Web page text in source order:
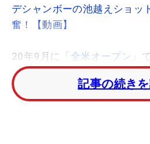
デシャンボーの池越えショッ
奮！【動画】
20年9月に「 全米オープン
」
年3月には370ヤード超えの
「
アーノルド・パーマー招待
はケガに悩まされた。
記事の続き